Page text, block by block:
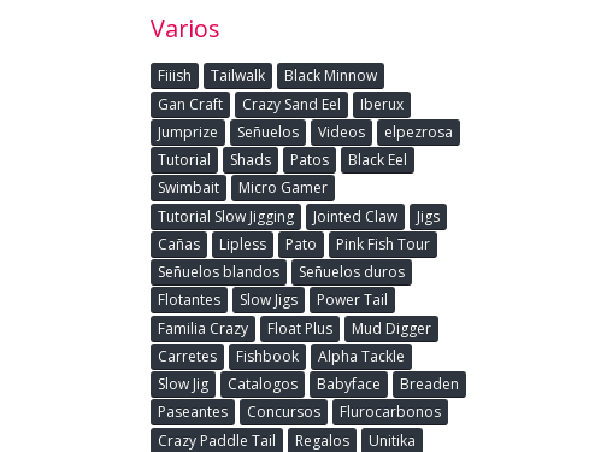
Varios
Fiiish Tailwalk
Black Minnow
Gan Craft
Crazy Sand Eel
Iberux
Jumprize
Señuelos Videos
elpezrosa
Tutorial
Shads Patos
Black Eel
Swimbait
Micro Gamer
Tutorial Slow Jigging
Jointed Claw
Jigs
Cañas
Lipless Pato
Pink Fish Tour
Señuelos blandos
Señuelos duros
Flotantes
Slow Jigs
Power Tail
Familia Crazy
Float Plus
Mud Digger
Carretes
Fishbook
Alpha Tackle
Slow Jig
Catalogos Babyface
Breaden
Paseantes
Concursos
Flurocarbonos
Crazy Paddle Tail
Regalos
Unitika